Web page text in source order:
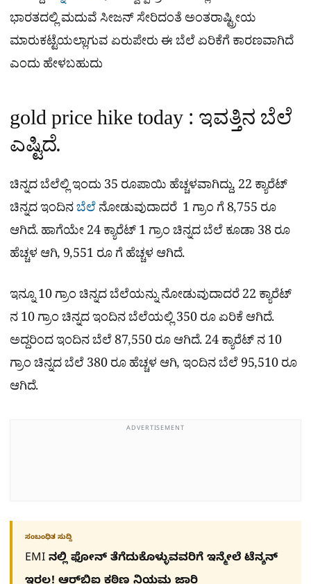
ಭಾರತದಲ್ಲಿ ಮದುವೆ ಸೀಜನ್​ ಸೇರಿದಂತೆ ಅಂತರಾಷ್ಟ್ರೀಯ
ಮಾರುಕಟ್ಟೆಯಲ್ಲಾಗುವ ಏರುಪೇರು ಈ ಬೆಲೆ ಏರಿಕೆಗೆ ಕಾರಣವಾಗಿದೆ
ಎಂದು ಹೇಳಬಹುದು
gold price hike today : ಇವತ್ತಿನ ಬೆಲೆ
ಎಷ್ಟಿದೆ.
ಚಿನ್ನದ ಬೆಲೆಲ್ಲಿ ಇಂದು 35 ರೂಪಾಯಿ ಹೆಚ್ಚಳವಾಗಿದ್ದು, 22 ಕ್ಯಾರೆಟ್​
ಚಿನ್ನದ ಇಂದಿನಬೆಲೆನೋಡುವುದಾದರೆ 1 ಗ್ರಾಂ ಗೆ 8,755 ರೂ
ಆಗಿದೆ. ಹಾಗೆಯೇ 24 ಕ್ಯಾರೆಟ್ 1 ಗ್ರಾಂ ಚಿನ್ನದ ಬೆಲೆ ಕೂಡಾ 38 ರೂ
ಹೆಚ್ಚಳ ಆಗಿ, 9,551 ರೂ ಗೆ ಹೆಚ್ಚಳ ಆಗಿದೆ.
ಇನ್ನೂ 10 ಗ್ರಾಂ ಚಿನ್ನದ ಬೆಲೆಯನ್ನು ನೋಡುವುದಾದರೆ 22 ಕ್ಯಾರೆಟ್
ನ 10 ಗ್ರಾಂ ಚಿನ್ನದ ಇಂದಿನ ಬೆಲೆಯಲ್ಲಿ 350 ರೂ ಏರಿಕೆ ಆಗಿದೆ.
ಅದ್ದರಿಂದ ಇಂದಿನ ಬೆಲೆ 87,550 ರೂ ಆಗಿದೆ. 24 ಕ್ಯಾರೆಟ್ ನ 10
ಗ್ರಾಂ ಚಿನ್ನದ ಬೆಲೆ 380 ರೂ ಹೆಚ್ಚಳ ಆಗಿ, ಇಂದಿನ ಬೆಲೆ 95,510 ರೂ
ಆಗಿದೆ.
ADVERTISEMENT
ಸಂಬಂಧಿತ ಸುದ್ದಿ
EMI ನಲ್ಲಿ ಫೋನ್​ ತೆಗೆದುಕೊಳ್ಳುವವರಿಗೆ ಇನ್ಮೇಲೆ ಟೆನ್ಶನ್​